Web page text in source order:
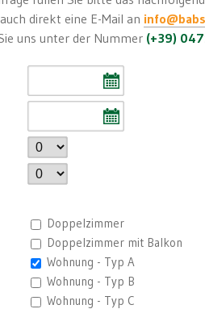
direkt eine E-Mail an
uns unter der Nummer (+39)
Doppelzimmer
Doppelzimmer mit Balkon
Wohnung - Typ A
Wohnung - Typ B
Wohnung - Typ C